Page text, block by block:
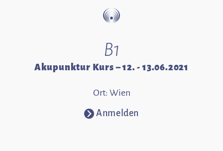
B1
Akupunktur Kurs – 12. - 13.06.2021
Ort: Wien
⧁ Anmelden